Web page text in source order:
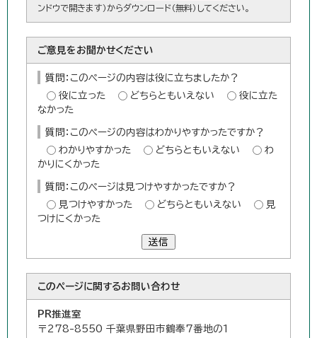
ンドウで開きます）からダウンロード（無料）してください。
ご意見をお聞かせください
質問：このページの内容は役に立ちましたか？
役に立った
どちらともいえない
役に立た
なかった
質問：このページの内容はわかりやすかったですか？
わかりやすかった
どちらともいえない
わ
かりにくかった
質問：このページは見つけやすかったですか？
見つけやすかった
どちらともいえない
見
つけにくかった
送信
このページに関するお問い合わせ
PR推進室
〒278-8550 千葉県野田市鶴奉7番地の1